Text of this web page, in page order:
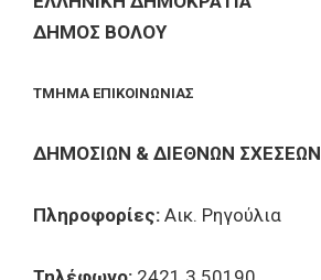
ΔΗΜΟΣ ΒΟΛΟΥ
ΤΜΗΜΑ ΕΠΙΚΟΙΝΩΝΙΑΣ
ΔΗΜΟΣΙΩΝ & ΔΙΕΘΝΩΝ ΣΧΕΣΕΩΝ
Πληροφορίες: Αικ. Ρηγούλια